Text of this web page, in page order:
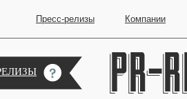
Пресс-релизы Компании